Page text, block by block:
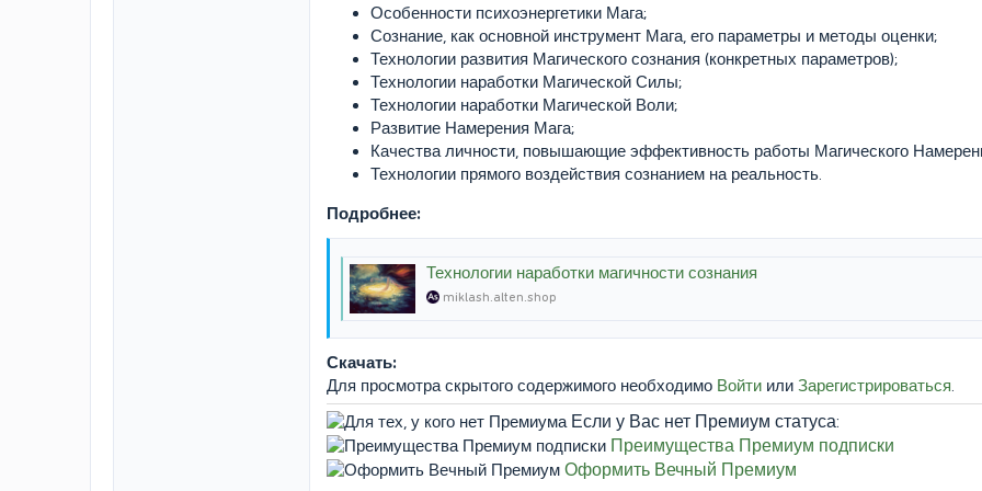
Особенности психоэнергетики Мага;
Сознание, как основной инструмент Мага, его параметры и методы оценки;
Технологии развития Магического сознания (конкретных параметров);
Технологии наработки Магической Силы;
Технологии наработки Магической Воли;
Развитие Намерения Мага;
Качества личности, повышающие эффективность работы Магического
Технологии прямого воздействия сознанием на реальность.
Подробнее:
Технологии наработки магичности сознания
miklash.alten.shop
Скачать:
Для просмотра скрытого содержимого необходимо Войти или Зарегистрироваться.
Если у Вас нет Премиум статуса:
Преимущества Премиум подписки
Оформить Вечный Премиум